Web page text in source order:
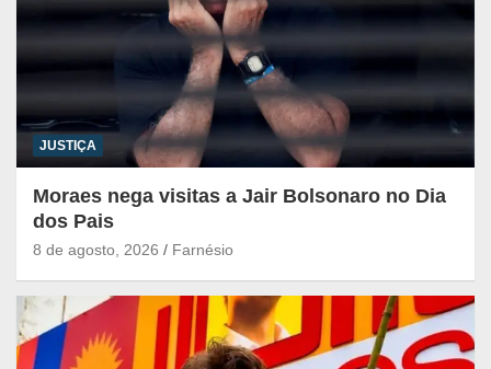
JUSTIÇA
Moraes nega visitas a Jair Bolsonaro no Dia
dos Pais
8 de agosto, 2026 Farnésio